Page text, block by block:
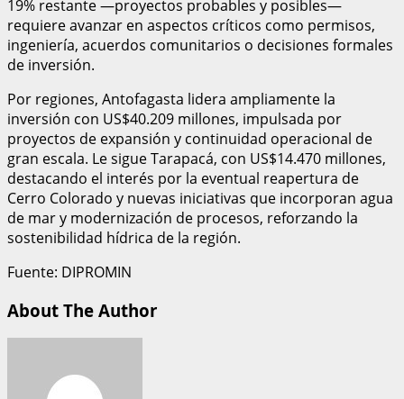
19% restante —proyectos probables y posibles—
requiere avanzar en aspectos críticos como permisos,
ingeniería, acuerdos comunitarios o decisiones formales
de inversión.
Por regiones, Antofagasta lidera ampliamente la
inversión con US$40.209 millones, impulsada por
proyectos de expansión y continuidad operacional de
gran escala. Le sigue Tarapacá, con US$14.470 millones,
destacando el interés por la eventual reapertura de
Cerro Colorado y nuevas iniciativas que incorporan agua
de mar y modernización de procesos, reforzando la
sostenibilidad hídrica de la región.
Fuente: DIPROMIN
About The Author